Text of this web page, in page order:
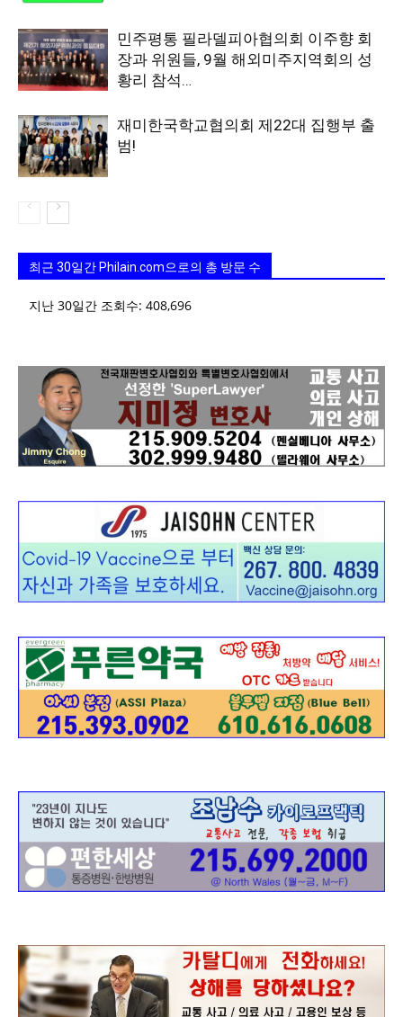
민주평통 필라델피아협의회 이주향 회
장과 위원들, 9월 해외미주지역회의 성
황리 참석…
재미한국학교협의회 제22대 집행부 출
범!
최근 30일간 Philain.com으로의 총 방문 수
지난 30일간 조회수: 408,696